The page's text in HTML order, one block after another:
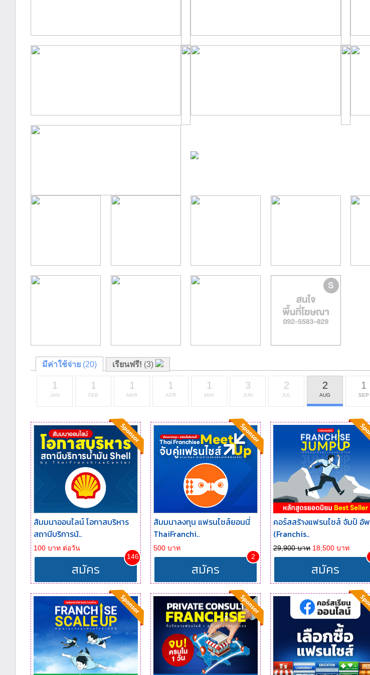
มีค่าใช้จ่าย (20) เรียนฟรี! (3)
1
JAN
1
FEB
1
MAR
1
APR
1
MAY
3
JUN
2
JUL
2
AUG
1
SEP
สัมมนาออนไลน์ โอกาสบริหาร
สถานีบริการน้..
100 บาท ต่อวัน
146
สมัคร
สัมมนาลงทุน แฟรนไชส์ยอนนี่
ThaiFranchi..
500 บาท
2
สมัคร
คอร์สสร้างแฟรนไชส์ จัมป์ อัพ
(Franchis..
29,900 บาท 18,500 บาท
สมัคร